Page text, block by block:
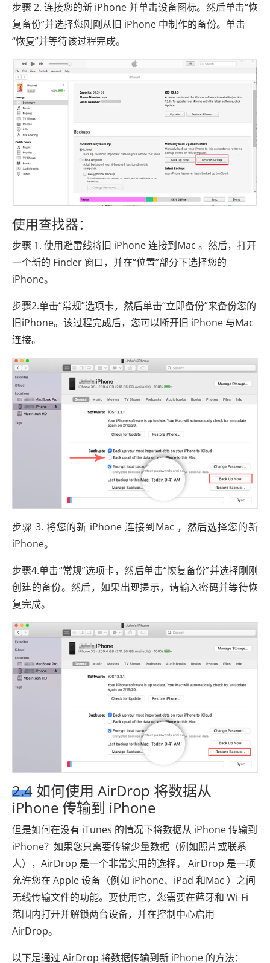
步骤 2. 连接您的新 iPhone 并单击设备图标。然后单击“恢
复备份”并选择您刚刚从旧 iPhone 中制作的备份。单击
“恢复”并等待该过程完成。
使用查找器：
步骤 1. 使用避雷线将旧 iPhone 连接到Mac 。然后，打开
一个新的 Finder 窗口，并在“位置”部分下选择您的
iPhone。
步骤2.单击“常规”选项卡，然后单击“立即备份”来备份您的
旧iPhone。该过程完成后，您可以断开旧 iPhone 与Mac
连接。
步骤 3. 将您的新 iPhone 连接到Mac ，然后选择您的新
iPhone。
步骤4.单击“常规”选项卡，然后单击“恢复备份”并选择刚刚
创建的备份。然后，如果出现提示，请输入密码并等待恢
复完成。
2.4 如何使用 AirDrop 将数据从
iPhone 传输到 iPhone
但是如何在没有 iTunes 的情况下将数据从 iPhone 传输到
iPhone？如果您只需要传输少量数据（例如照片或联系
人），AirDrop 是一个非常实用的选择。 AirDrop 是一项
允许您在 Apple 设备（例如 iPhone、iPad 和Mac ）之间
无线传输文件的功能。要使用它，您需要在蓝牙和 Wi-Fi
范围内打开并解锁两台设备，并在控制中心启用
AirDrop。
以下是通过 AirDrop 将数据传输到新 iPhone 的方法：